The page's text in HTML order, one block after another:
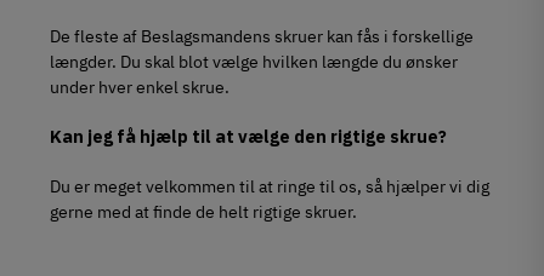
De fleste af Beslagsmandens skruer kan fås i forskellige
længder. Du skal blot vælge hvilken længde du ønsker
under hver enkel skrue.
Kan jeg få hjælp til at vælge den rigtige skrue?
Du er meget velkommen til at ringe til os, så hjælper vi dig
gerne med at finde de helt rigtige skruer.